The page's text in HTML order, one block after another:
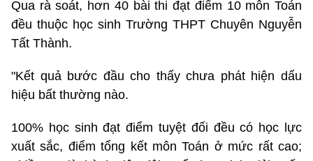
Qua rà soát, hơn 40 bài thi đạt điểm 10 môn Toán
đều thuộc học sinh Trường THPT Chuyên Nguyễn
Tất Thành.
"Kết quả bước đầu cho thấy chưa phát hiện dấu
hiệu bất thường nào.
100% học sinh đạt điểm tuyệt đối đều có học lực
xuất sắc, điểm tổng kết môn Toán ở mức rất cao;